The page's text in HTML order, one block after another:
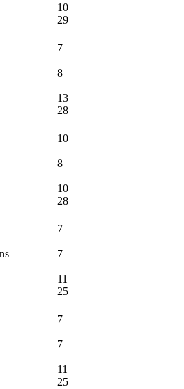
10
29
7
8
13
28
10
8
10
28
7
7
11
25
7
7
11
25